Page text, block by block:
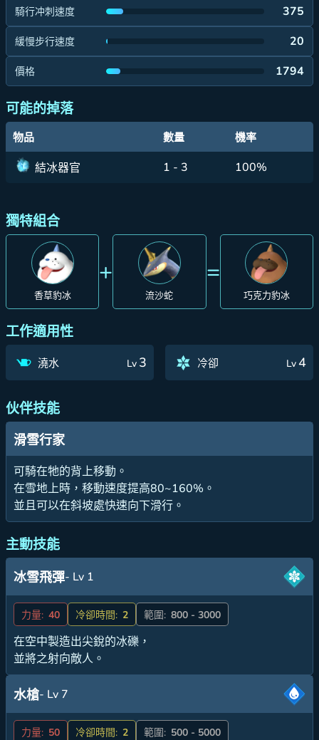
騎行冲刺速度 375
緩慢步行速度 20
價格 1794
可能的掉落
物品 數量 機率
結冰器官 1 - 3 100%
獨特組合
香草豹冰
+
流沙蛇
=
巧克力豹冰
工作適用性
澆水 Lv 3 冷卻 Lv4
伙伴技能
滑雪行家
可騎在牠的背上移動。
在雪地上時，移動速度提高80~160%。
並且可以在斜坡處快速向下滑行。
主動技能
冰雪飛彈- Lv 1
力量: 40 冷卻時間: 2 範圍: 800 - 3000
在空中製造出尖銳的冰礫，
並將之射向敵人。
水槍- Lv 7
力量: 50 冷卻時間: 2 範圍: 500 - 5000